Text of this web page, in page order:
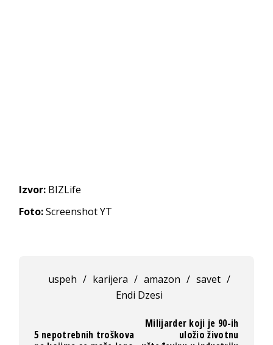
Izvor: BIZLife
Foto:Screenshot YT
uspeh / karijera / amazon / savet /
Endi Dzesi
5 nepotrebnih troškova
Milijarder koji je 90-ih
uložio životnu